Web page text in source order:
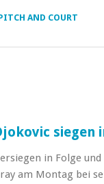
AND COURT
siegen
in Folge
am Montag bei